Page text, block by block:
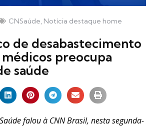
CNSaúde, Notícia destaque home
de desabastecimento
preocupa
saúde
falou à CNN Brasil, nesta segunda-